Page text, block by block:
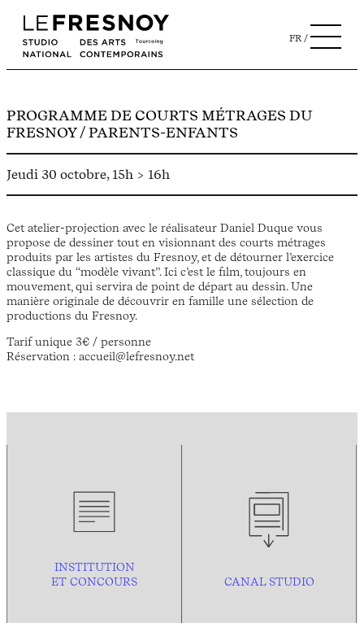
FR
PROGRAMME DE COURTS MÉTRAGES DU
FRESNOY / PARENTS-ENFANTS
Jeudi 30 octobre, 15h > 16h
Cet atelier-projection avec le réalisateur Daniel Duque vous
propose de dessiner tout en visionnant des courts métrages
produits par les artistes du Fresnoy, et de détourner l’exercice
classique du “modèle vivant”. Ici c’est le film, toujours en
mouvement, qui servira de point de départ au dessin. Une
manière originale de découvrir en famille une sélection de
productions du Fresnoy.
Tarif unique 3€ / personne
Réservation : accueil@lefresnoy.net
INSTITUTION
ET CONCOURS
CANAL STUDIO